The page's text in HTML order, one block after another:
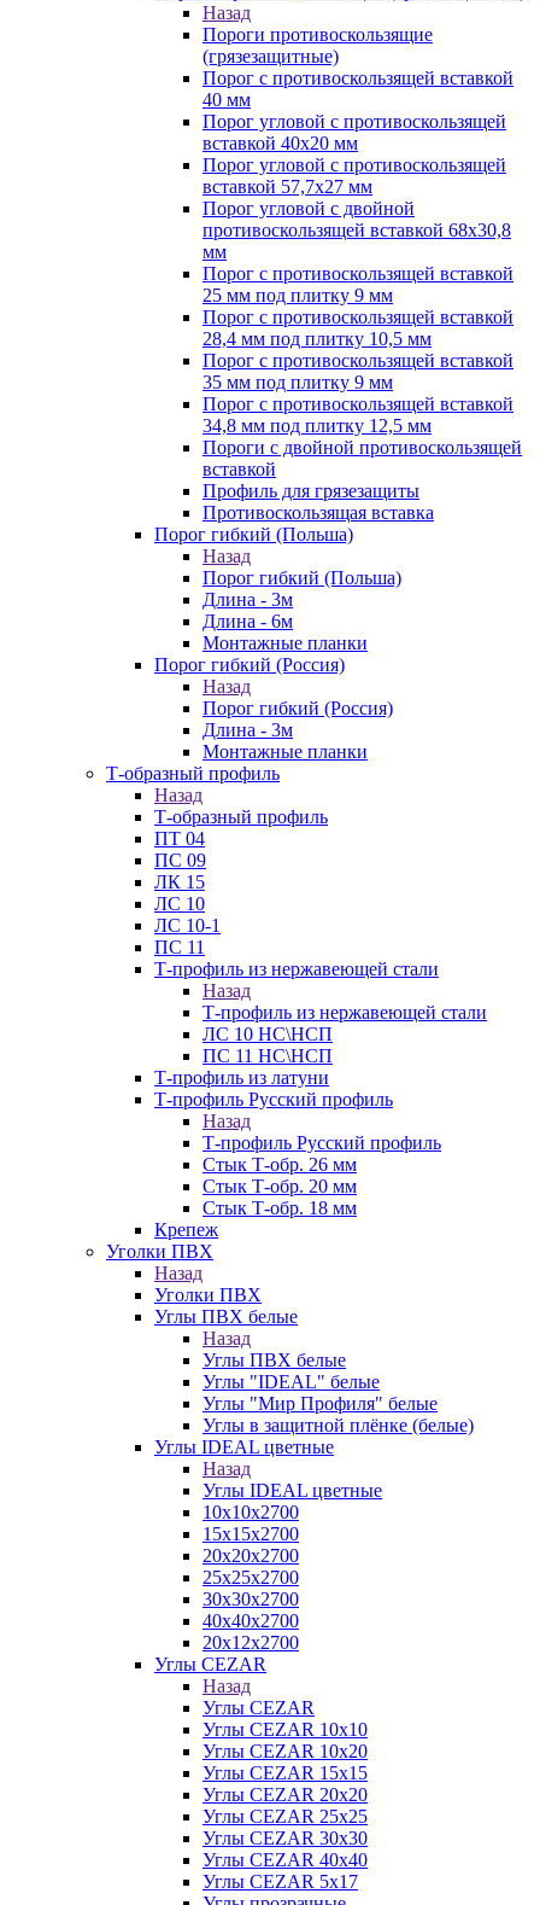
Назад
Пороги противоскользящие
(грязезащитные)
Порог с противоскользящей вставкой
40 мм
Порог угловой с противоскользящей
вставкой 40х20 мм
Порог угловой с противоскользящей
вставкой 57,7х27 мм
Порог угловой с двойной
противоскользящей вставкой 68х30,8
мм
Порог с противоскользящей вставкой
25 мм под плитку 9 мм
Порог с противоскользящей вставкой
28,4 мм под плитку 10,5 мм
Порог с противоскользящей вставкой
35 мм под плитку 9 мм
Порог с противоскользящей вставкой
34,8 мм под плитку 12,5 мм
Пороги с двойной противоскользящей
вставкой
Профиль для грязезащиты
Противоскользящая вставка
Порог гибкий (Польша)
Назад
Порог гибкий (Польша)
Длина - 3м
Длина - 6м
Монтажные планки
Порог гибкий (Россия)
Назад
Порог гибкий (Россия)
Длина - 3м
Монтажные планки
Т-образный профиль
Назад
Т-образный профиль
ПТ 04
ПС 09
ЛК 15
ЛС 10
ЛС 10-1
ПС 11
Т-профиль из нержавеющей стали
Назад
Т-профиль из нержавеющей стали
ЛС 10 НС\НСП
ПС 11 НС\НСП
Т-профиль из латуни
Т-профиль Русский профиль
Назад
Т-профиль Русский профиль
Стык Т-обр. 26 мм
Стык Т-обр. 20 мм
Стык Т-обр. 18 мм
Крепеж
Уголки ПВХ
Назад
Уголки ПВХ
Углы ПВХ белые
Назад
Углы ПВХ белые
Углы "IDEAL" белые
Углы "Мир Профиля" белые
Углы в защитной плёнке (белые)
Углы IDEAL цветные
Назад
Углы IDEAL цветные
10х10х2700
15х15х2700
20х20х2700
25х25х2700
30х30х2700
40х40х2700
20х12х2700
Углы CEZAR
Назад
Углы CEZAR
Углы CEZAR 10х10
Углы CEZAR 10х20
Углы CEZAR 15х15
Углы CEZAR 20х20
Углы CEZAR 25х25
Углы CEZAR 30х30
Углы CEZAR 40х40
Углы CEZAR 5х17